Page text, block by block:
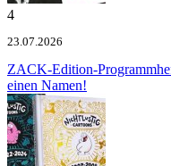
4
23.07.2026
ZACK-Edition-
einen Namen!